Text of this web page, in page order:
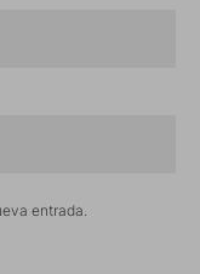
entrada.